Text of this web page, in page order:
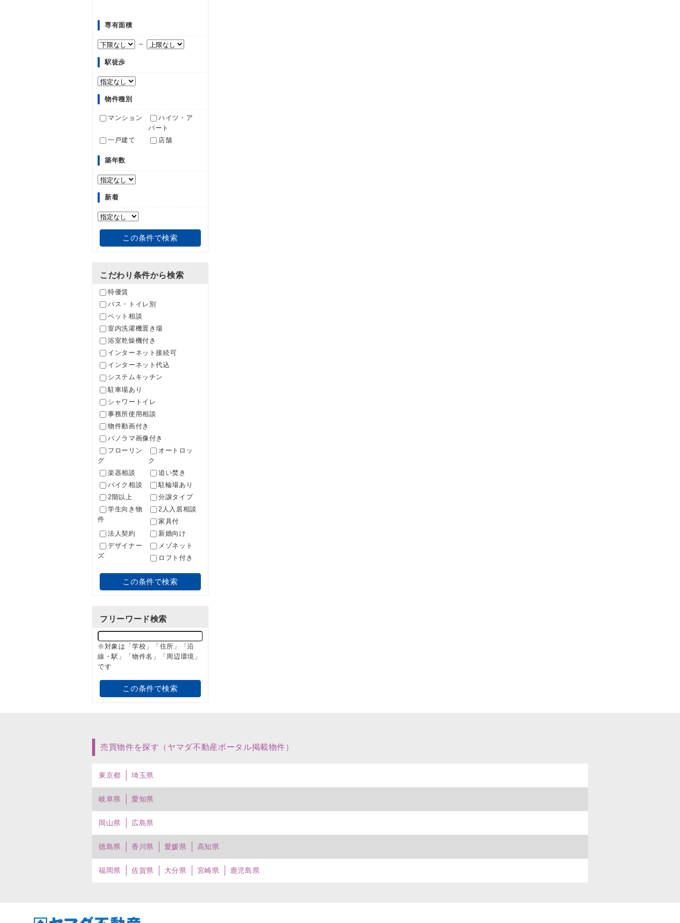
専有面積
～
駅徒歩
物件種別
マンション
ハイツ・ア
パート
一戸建て
店舗
築年数
新着
この条件で検索
こだわり条件から検索
特優賃
バス・トイレ別
ペット相談
室内洗濯機置き場
浴室乾燥機付き
インターネット接続可
インターネット代込
システムキッチン
駐車場あり
シャワートイレ
事務所使用相談
物件動画付き
パノラマ画像付き
フローリン
グ
オートロッ
ク
楽器相談
追い焚き
バイク相談
駐輪場あり
2階以上
分譲タイプ
学生向き物
件
2人入居相談
家具付
法人契約
新婚向け
デザイナー
ズ
メゾネット
ロフト付き
この条件で検索
フリーワード検索
※対象は「学校」「住所」「沿
線・駅」「物件名」「周辺環境」
です
この条件で検索
売買物件を探す（ヤマダ不動産ポータル掲載物件）
東京都 埼玉県
岐阜県 愛知県
岡山県 広島県
徳島県 香川県 愛媛県 高知県
福岡県 佐賀県 大分県 宮崎県 鹿児島県